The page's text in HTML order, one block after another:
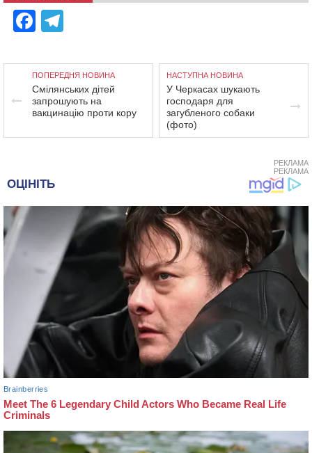
Facebook
ПОПЕРЕДНЯ НОВИНА
Смілянських дітей
запрошують на
вакцинацію проти кору
НАСТУПНА НОВИНА
У Черкасах шукають
господаря для
загубленого собаки
(фото)
РЕКЛАМА
РЕКЛАМА